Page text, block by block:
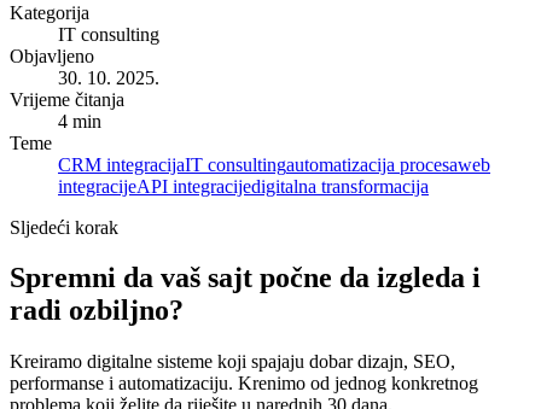
Kategorija
IT consulting
Objavljeno
30. 10. 2025.
Vrijeme čitanja
4 min
Teme
CRM integracijaIT consultingautomatizacija procesaweb
integracijeAPI integracijedigitalna transformacija
Sljedeći korak
Spremni da vaš sajt počne da izgleda i
radi ozbiljno?
Kreiramo digitalne sisteme koji spajaju dobar dizajn, SEO,
performanse i automatizaciju. Krenimo od jednog konkretnog